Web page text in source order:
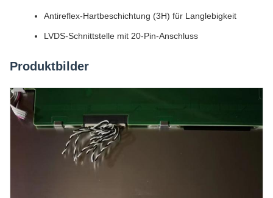
Antireflex-Hartbeschichtung (3H) für Langlebigkeit
LVDS-Schnittstelle mit 20-Pin-Anschluss
Produktbilder